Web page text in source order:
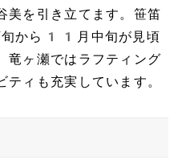
美を引き立てます。笹笛
旬から11月中旬が見頃
竜ヶ瀬ではラフティング
ィも充実しています。